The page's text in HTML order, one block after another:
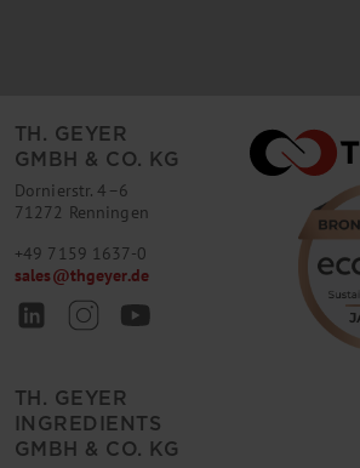
TH. GEYER
GMBH & CO. KG
Dornierstr. 4–6
71272 Renningen
+49 7159 1637-0
sales@thgeyer.de
TH. GEYER
INGREDIENTS
GMBH & CO. KG